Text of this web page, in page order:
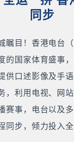
同步
瞩目！香港电台
的国家体育盛事
供口述影像及手
，利用电视、网
赛事，电台以及
同步，倾力投入全